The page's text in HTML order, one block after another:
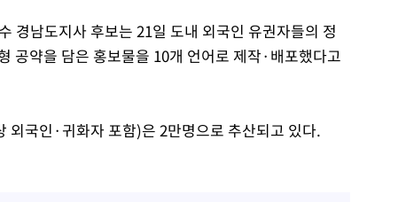
경남도지사 후보는 21일 도내 외국인 유권자들의 정
공약을 담은 홍보물을 10개 언어로 제작·배포했다고
외국인·귀화자 포함)은 2만명으로 추산되고 있다.